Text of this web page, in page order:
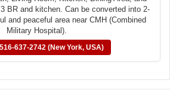
BR and kitchen. Can be converted into 2-
and peaceful area near CMH (Combined
Military Hospital).
637-2742 (New York, USA)